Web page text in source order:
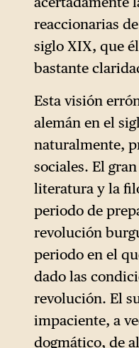
reaccionarias
siglo XIX, que
bastante
Esta visión
alemán en el
naturalmente,
sociales. El
literatura y la
periodo de
revolución
periodo en el
dado las
revolución. El
impaciente, a
dogmático, de